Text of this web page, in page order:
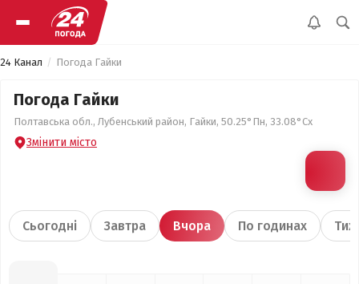
24 Канал Погода Гайки
Погода Гайки
Полтавська обл., Лубенський район, Гайки, 50.25°Пн, 33.08°Сх
Змінити місто
Сьогодні Завтра Вчора По годинах